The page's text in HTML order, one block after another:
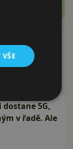
5G,
v řadě. Ale